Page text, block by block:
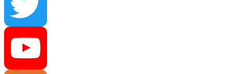
Tumblr
Twitter